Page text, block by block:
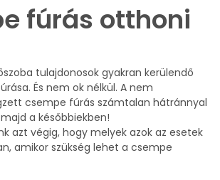
fúrás otthoni
tulajdonosok gyakran kerülendő
És nem ok nélkül. A nem
csempe fúrás számtalan hátránnyal
a későbbiekben!
azt végig, hogy melyek azok az esetek
amikor szükség lehet a csempe